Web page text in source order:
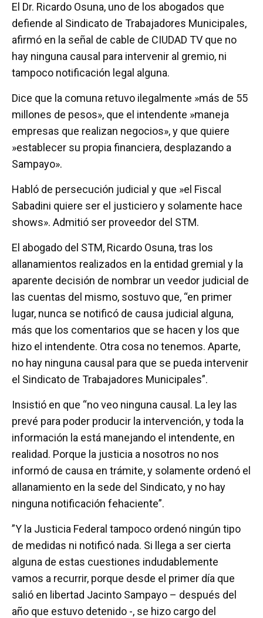
ce
b
o
o
k
tt
er
at
s
A
p
p
ail m
p
ar
tir
El Dr. Ricardo Osuna, uno de los abogados que
defiende al Sindicato de Trabajadores Municipales,
afirmó en la señal de cable de CIUDAD TV que no
hay ninguna causal para intervenir al gremio, ni
tampoco notificación legal alguna.
Dice que la comuna retuvo ilegalmente »más de 55
millones de pesos», que el intendente »maneja
empresas que realizan negocios», y que quiere
»establecer su propia financiera, desplazando a
Sampayo».
Habló de persecución judicial y que »el Fiscal
Sabadini quiere ser el justiciero y solamente hace
shows». Admitió ser proveedor del STM.
El abogado del STM, Ricardo Osuna, tras los
allanamientos realizados en la entidad gremial y la
aparente decisión de nombrar un veedor judicial de
las cuentas del mismo, sostuvo que, “en primer
lugar, nunca se notificó de causa judicial alguna,
más que los comentarios que se hacen y los que
hizo el intendente. Otra cosa no tenemos. Aparte,
no hay ninguna causal para que se pueda intervenir
el Sindicato de Trabajadores Municipales”.
Insistió en que “no veo ninguna causal. La ley las
prevé para poder producir la intervención, y toda la
información la está manejando el intendente, en
realidad. Porque la justicia a nosotros no nos
informó de causa en trámite, y solamente ordenó el
allanamiento en la sede del Sindicato, y no hay
ninguna notificación fehaciente”.
”Y la Justicia Federal tampoco ordenó ningún tipo
de medidas ni notificó nada. Si llega a ser cierta
alguna de estas cuestiones indudablemente
vamos a recurrir, porque desde el primer día que
salió en libertad Jacinto Sampayo – después del
año que estuvo detenido -, se hizo cargo del